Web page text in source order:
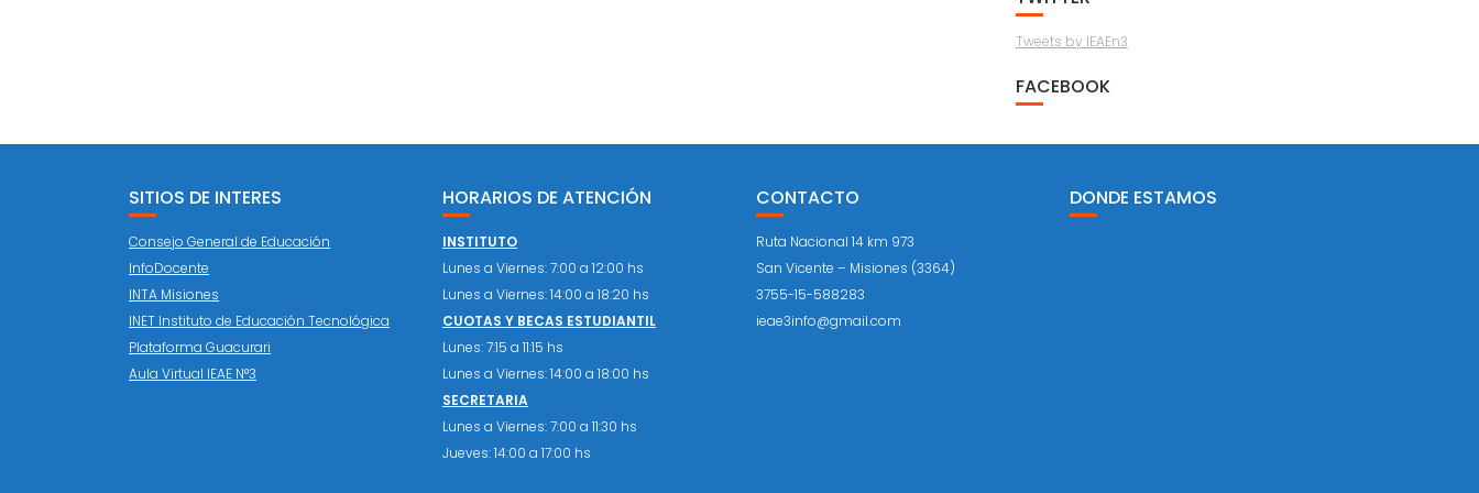
Tweets by IEAEn3
FACEBOOK
SITIOS DE INTERES
Consejo General de Educación
InfoDocente
INTA Misiones
INET Instituto de Educación Tecnológica
Plataforma Guacurari
Aula Virtual IEAE N°3
HORARIOS DE ATENCIÓN
INSTITUTO
Lunes a Viernes: 7:00 a 12:00 hs
Lunes a Viernes: 14:00 a 18:20 hs
CUOTAS Y BECAS ESTUDIANTIL
Lunes: 7:15 a 11:15 hs
Lunes a Viernes: 14:00 a 18:00 hs
SECRETARIA
Lunes a Viernes: 7:00 a 11:30 hs
Jueves: 14:00 a 17:00 hs
CONTACTO
Ruta Nacional 14 km 973
San Vicente – Misiones (3364)
3755-15-588283
ieae3info@gmail.com
DONDE ESTAMOS